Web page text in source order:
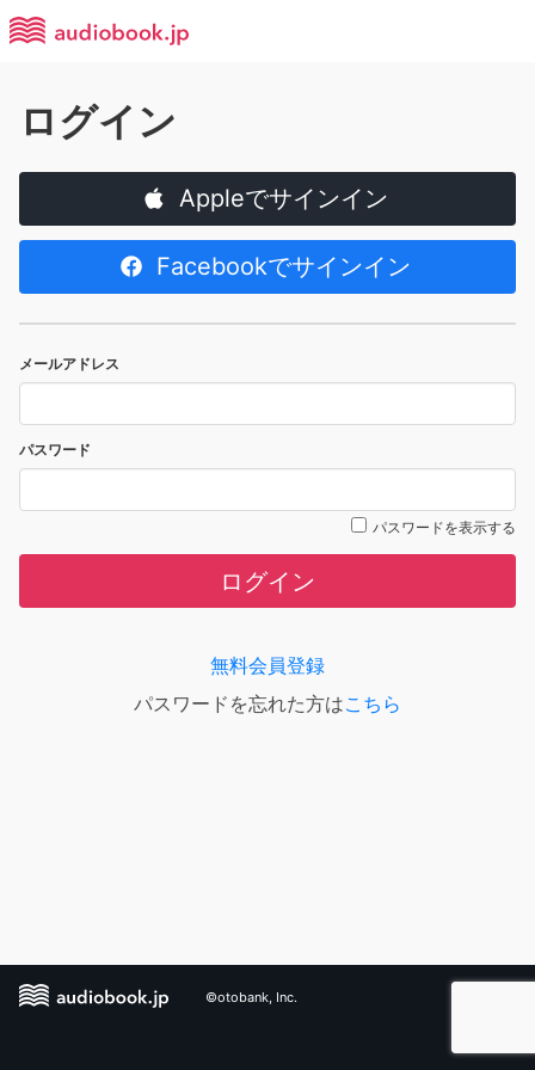
ログイン
Appleでサインイン
Facebookでサインイン
メールアドレス
パスワード
パスワードを表示する
ログイン
無料会員登録
パスワードを忘れた方はこちら
©otobank, Inc.